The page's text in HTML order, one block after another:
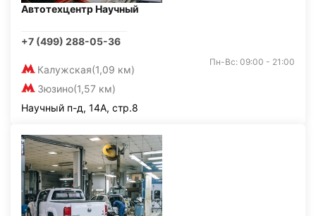
Автотехцентр Научный
+7 (499) 288-05-36
Калужская(1,09 км)
Зюзино(1,57 км)
Пн-Вс: 09:00 - 21:00
Научный п-д, 14А, стр.8